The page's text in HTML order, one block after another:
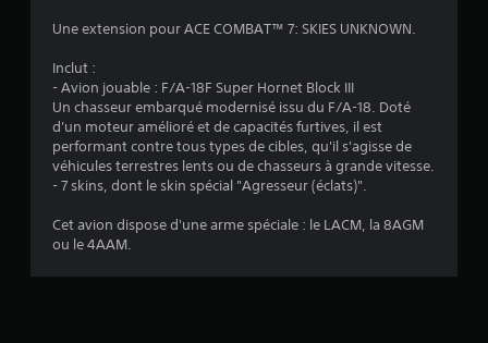
4
.
4
Une extension pour ACE COMBAT™ 7: SKIES UNKNOWN.
Inclut :
- Avion jouable : F/A-18F Super Hornet Block III
Un chasseur embarqué modernisé issu du F/A-18. Doté
d'un moteur amélioré et de capacités furtives, il est
performant contre tous types de cibles, qu'il s'agisse de
véhicules terrestres lents ou de chasseurs à grande vitesse.
- 7 skins, dont le skin spécial "Agresseur (éclats)".
Cet avion dispose d'une arme spéciale : le LACM, la 8AGM
ou le 4AAM.